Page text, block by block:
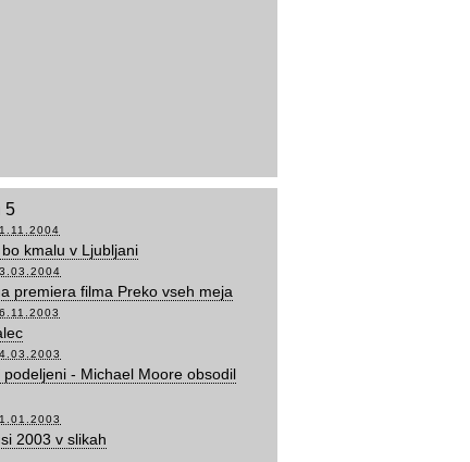
5
kmalu v Ljubljani
premiera filma Preko vseh meja
podeljeni - Michael Moore obsodil
2003 v slikah